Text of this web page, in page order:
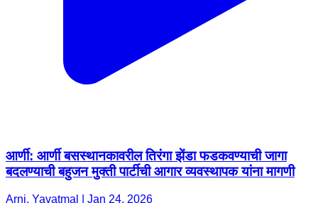
आर्णी: आर्णी बसस्थानकावरील तिरंगा झेंडा फडकवण्याची जागा
बदलण्याची बहुजन मुक्ती पार्टीची आगार व्यवस्थापक यांना मागणी
Arni, Yavatmal | Jan 24, 2026